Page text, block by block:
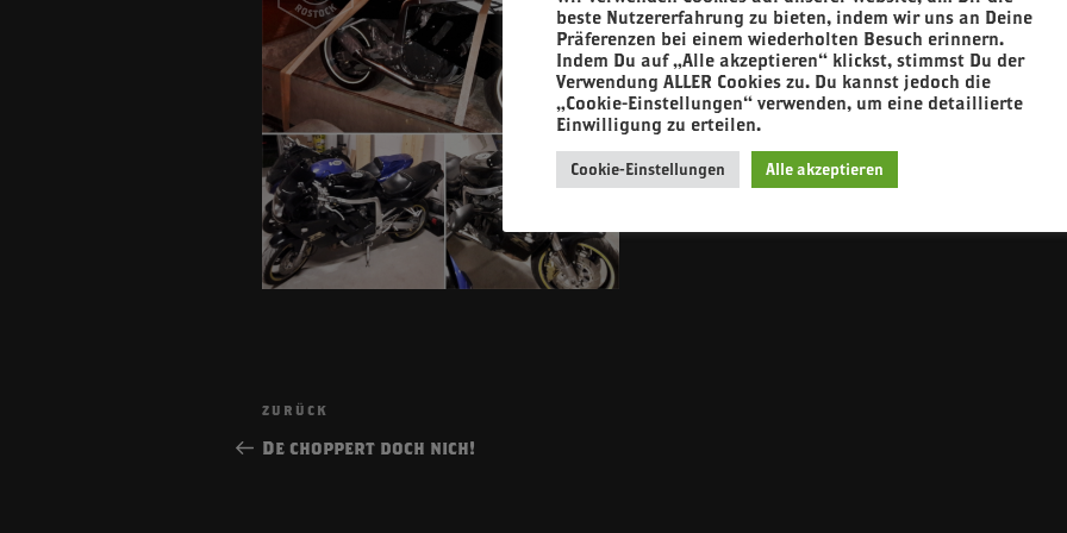
Beitragsnavigation
Vorheriger
Beitrag
ZURÜCK
De choppert doch nich!
beste Nutzererfahrung zu bieten, indem wir uns an Deine
Präferenzen bei einem wiederholten Besuch erinnern.
Indem Du auf „Alle akzeptieren“ klickst, stimmst Du der
Verwendung ALLER Cookies zu. Du kannst jedoch die
„Cookie-Einstellungen“ verwenden, um eine detaillierte
Einwilligung zu erteilen.
Cookie-Einstellungen Alle akzeptieren